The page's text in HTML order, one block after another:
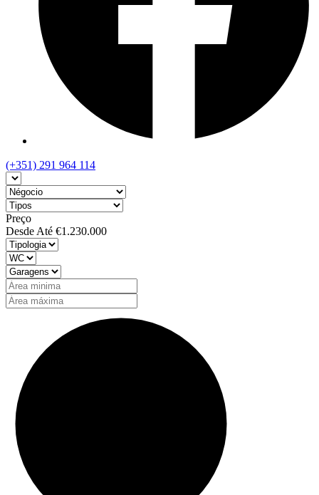
(+351) 291 964 114
Preço
Desde Até €1.230.000